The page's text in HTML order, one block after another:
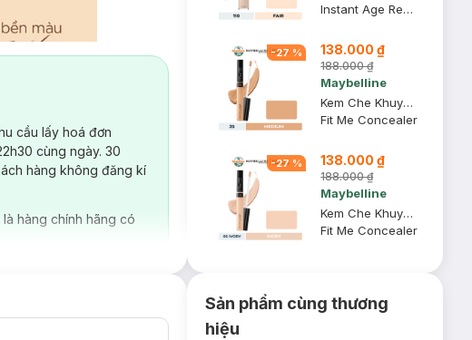
cầu lấy hoá đơn
cùng ngày. 30
hàng không đăng kí
hàng chính hãng có
Instant Age Rewind Eraser Dark Circles Treatment Concealer
-27 % 138.000 ₫
188.000 ₫
Maybelline
Kem Che Khuyết Điểm Maybelline Mịn Lì 25 Medium 6.8ml
Fit Me Concealer
-27 % 138.000 ₫
188.000 ₫
Maybelline
Kem Che Khuyết Điểm Maybelline Mịn Lì 05 Ivory 6.8ml
Fit Me Concealer
Sản phẩm cùng thương
hiệu